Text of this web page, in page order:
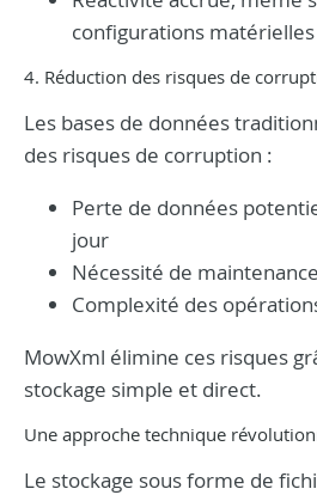
configurations
4. Réduction des risques de
Les bases de données
des risques de corruption :
Perte de données
jour
Nécessité de
Complexité des
MowXml élimine ces risques
stockage simple et direct.
Une approche technique
Le stockage sous forme de